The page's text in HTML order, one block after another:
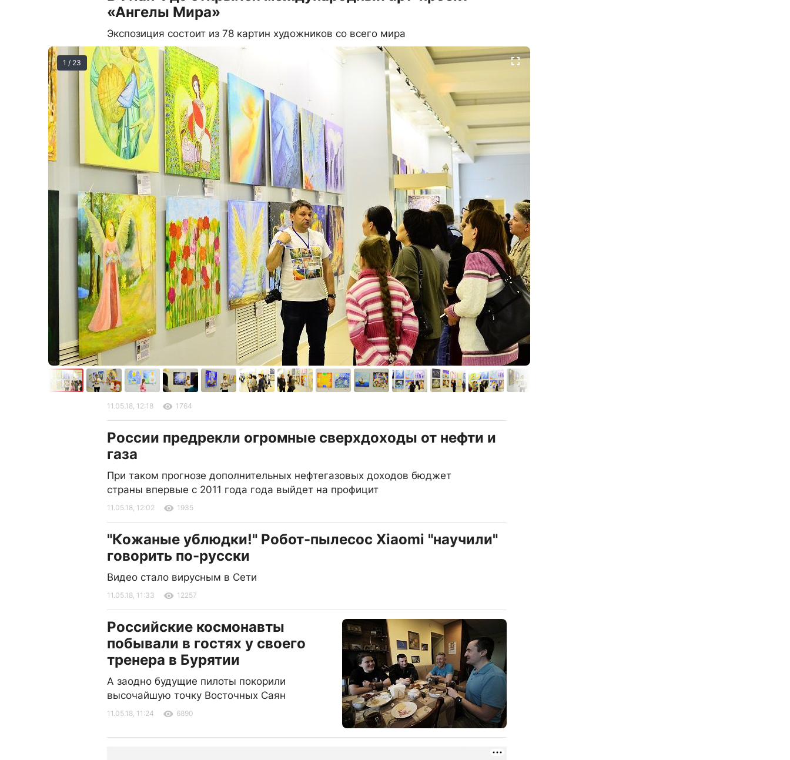
«Ангелы Мира»
Экспозиция состоит из 78 картин художников со всего мира
1 / 23
11.05.18, 12:18 1764
России предрекли огромные сверхдоходы от нефти и
газа
При таком прогнозе дополнительных нефтегазовых доходов бюджет
страны впервые с 2011 года года выйдет на профицит
11.05.18, 12:02 1935
"Кожаные ублюдки!" Робот-пылесос Xiaomi "научили"
говорить по-русски
Видео стало вирусным в Сети
11.05.18, 11:33 12257
Российские космонавты
побывали в гостях у своего
тренера в Бурятии
А заодно будущие пилоты покорили
высочайшую точку Восточных Саян
11.05.18, 11:24 6890